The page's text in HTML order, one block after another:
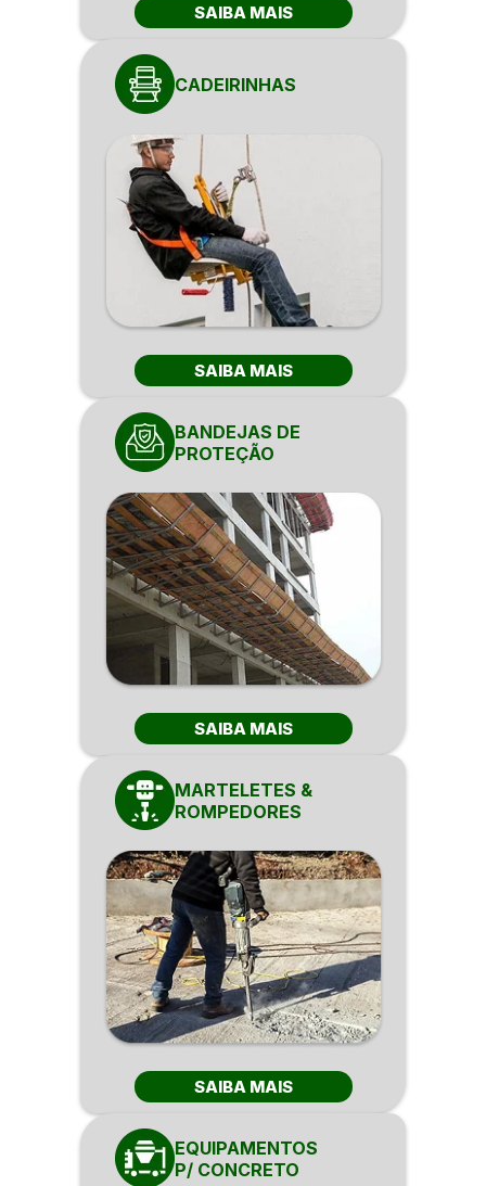
SAIBA MAIS
CADEIRINHAS
SAIBA MAIS
BANDEJAS DE
PROTEÇÃO
SAIBA MAIS
MARTELETES &
ROMPEDORES
SAIBA MAIS
EQUIPAMENTOS
P/ CONCRETO